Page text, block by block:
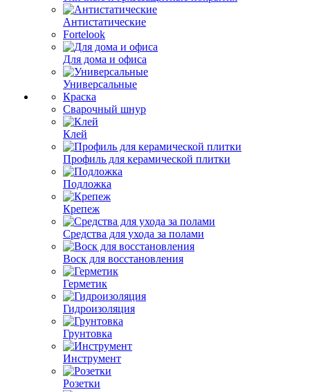
Антистатические
Fortelook
Для дома и офиса
Универсальные
Краска
Сварочный шнур
Клей
Профиль для керамической плитки
Подложка
Крепеж
Средства для ухода за полами
Воск для восстановления
Герметик
Гидроизоляция
Грунтовка
Инструмент
Розетки